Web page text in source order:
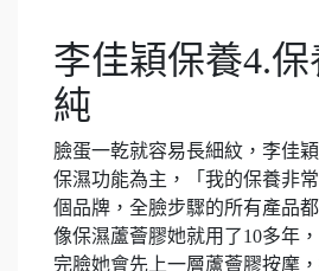
李佳穎保養4.
純
臉蛋一乾就容易長細紋，李佳
保濕功能為主，「我的保養非
個品牌，全臉步驟的所有產品
像保濕蘆薈膠她就用了10多年
完臉她會先上一層蘆薈膠按摩